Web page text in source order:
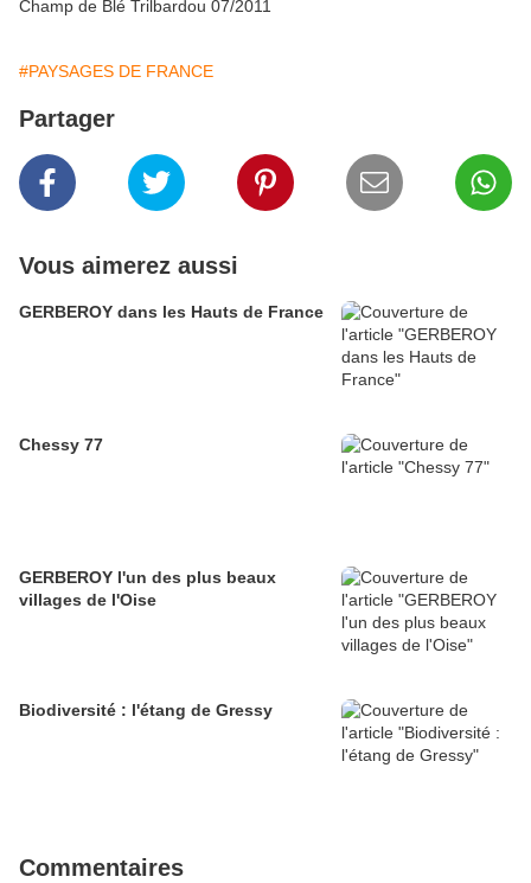
Champ de Blé Trilbardou 07/2011
#PAYSAGES DE FRANCE
Partager
Vous aimerez aussi
GERBEROY dans les Hauts de France
Chessy 77
GERBEROY l'un des plus beaux
villages de l'Oise
Biodiversité : l'étang de Gressy
Commentaires